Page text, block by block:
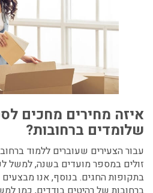
איזה מחירים מחכים
שלומדים ברחובות?
עבור הצעירים שעוברים ללמוד
זולים במספר מועדים בשנה, למשל
בתקופות החגים. בנוסף, אנו מבצעים